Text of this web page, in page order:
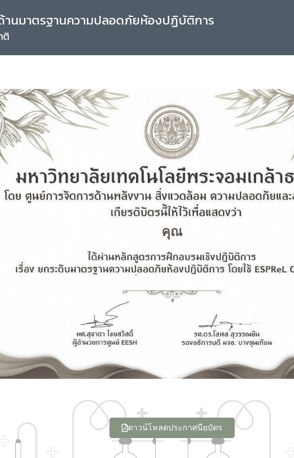
านมาตรฐานความปลอดภัยห้องปฏิบัติการ
ติ
คุณ
ดาวน์โหลดประกาศนียบัตร